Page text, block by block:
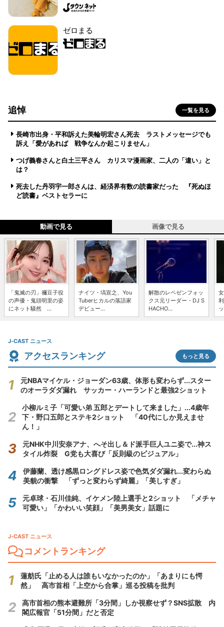
ゼロまる
追悼 一覧を見る
長崎市出身・平和訴えた美輪明宏さん死去 ラストメッセージでも
訴え「愛があれば 戦争なんか起こりません」
つげ義春さんと白土三平さん カリスマ漫画家、二人の「違い」と
は？
死去した丹羽宇一郎さんは、経済界有数の読書家だった 『死ぬほ
ど読書』ベストセラーに
動画で見る 画像で見る
「鬼滅の刃」禰豆子役
の声優・鬼頭明里の姿
にネット騒然 ...
ナイツ・塙宣之、You
Tuberヒカルの落語家
デビュー...
解散のレペゼンフォッ
クス元リーダー・DJ S
HACHO...
J-CAST ニュース
アクセスランキング もっと見る
元NBAマイケル・ジョーダン63歳、体形も変わらず...スター
のオーラダダ漏れ サッカー・ハーランドと最強2ショット
小柳ルミ子「可愛い弟 五郎とデートして来ました」...4歳年
下・野口五郎とステキ2ショット 「40代にしか見えませ
ん！」
元NHK中川安奈アナ、へそ出し＆ド派手巨人ユニ姿で...神ス
タイル炸裂 G党も大喜び「反則級のビジュアル」
伊藤蘭、透け感黒ロングドレス姿で色気ダダ漏れ...変わらぬ
美貌の衝撃 「ずっと変わらず綺麗」「美しすぎ」
元卓球・石川佳純、イケメン陸上選手と2ショット 「メチャ
可愛い」「かわいい笑顔」「美男美女」話題に
J-CAST ニュース
コメントランキング
蓮舫氏「止める人は誰もいなかったのか」「あまりにも愕
然」 高市首相「上空から合掌」巡る投稿を批判
高市首相の熊本避難所「3分間」しか視察せず？SNS拡散 内
閣広報官「51分間」だと否定